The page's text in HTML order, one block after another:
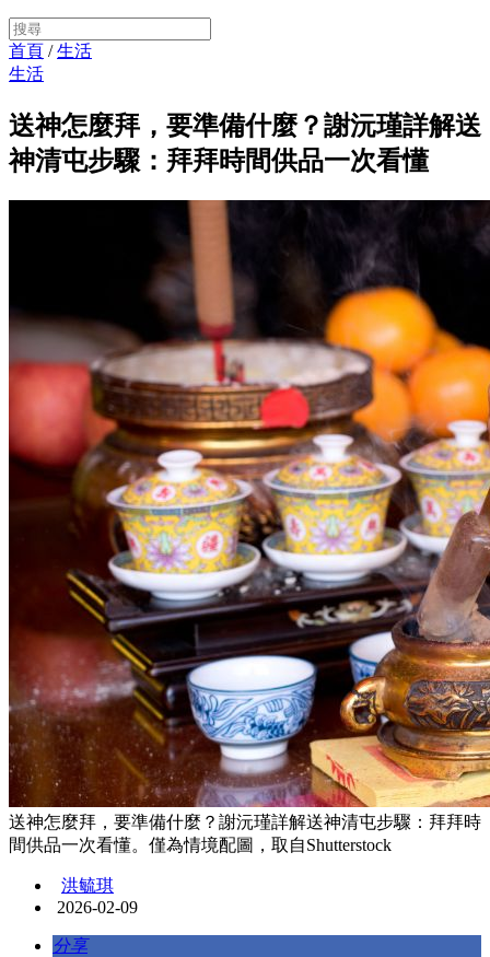
首頁 /生活
生活
送神怎麼拜，要準備什麼？謝沅瑾詳解送
神清屯步驟：拜拜時間供品一次看懂
送神怎麼拜，要準備什麼？謝沅瑾詳解送神清屯步驟：拜拜時
間供品一次看懂。僅為情境配圖，取自Shutterstock
洪毓琪
2026-02-09
分享